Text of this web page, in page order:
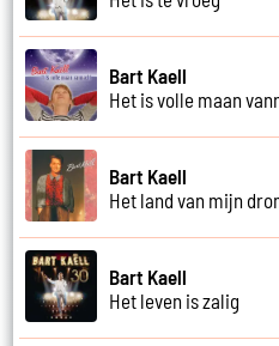
Bart Kaell
Het is volle maan
Bart Kaell
Het land van mijn
Bart Kaell
Het leven is zalig